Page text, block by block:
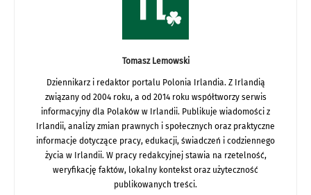
Tomasz Lemowski
Dziennikarz i redaktor portalu Polonia Irlandia. Z Irlandią
związany od 2004 roku, a od 2014 roku współtworzy serwis
informacyjny dla Polaków w Irlandii. Publikuje wiadomości z
Irlandii, analizy zmian prawnych i społecznych oraz praktyczne
informacje dotyczące pracy, edukacji, świadczeń i codziennego
życia w Irlandii. W pracy redakcyjnej stawia na rzetelność,
weryfikację faktów, lokalny kontekst oraz użyteczność
publikowanych treści.